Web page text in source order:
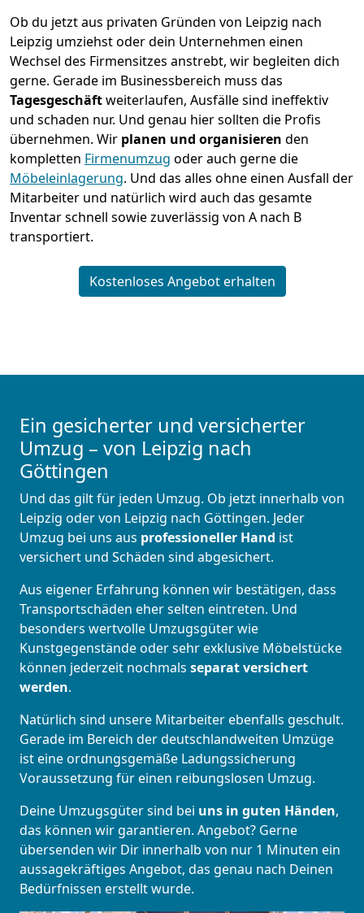
Ob du jetzt aus privaten Gründen von Leipzig nach
Leipzig umziehst oder dein Unternehmen einen
Wechsel des Firmensitzes anstrebt, wir begleiten dich
gerne. Gerade im Businessbereich muss das
Tagesgeschäftweiterlaufen, Ausfälle sind ineffektiv
und schaden nur. Und genau hier sollten die Profis
übernehmen. Wir planen und organisieren den
kompletten Firmenumzug oder auch gerne die
Möbeleinlagerung. Und das alles ohne einen Ausfall der
Mitarbeiter und natürlich wird auch das gesamte
Inventar schnell sowie zuverlässig von A nach B
transportiert.
Kostenloses Angebot erhalten
Ein gesicherter und versicherter
Umzug – von Leipzig nach
Göttingen
Und das gilt für jeden Umzug. Ob jetzt innerhalb von
Leipzig oder von Leipzig nach Göttingen. Jeder
Umzug bei uns aus professioneller Hand ist
versichert und Schäden sind abgesichert.
Aus eigener Erfahrung können wir bestätigen, dass
Transportschäden eher selten eintreten. Und
besonders wertvolle Umzugsgüter wie
Kunstgegenstände oder sehr exklusive Möbelstücke
können jederzeit nochmals separat versichert
werden.
Natürlich sind unsere Mitarbeiter ebenfalls geschult.
Gerade im Bereich der deutschlandweiten Umzüge
ist eine ordnungsgemäße Ladungssicherung
Voraussetzung für einen reibungslosen Umzug.
Deine Umzugsgüter sind bei uns in guten Händen,
das können wir garantieren. Angebot? Gerne
übersenden wir Dir innerhalb von nur 1 Minuten ein
aussagekräftiges Angebot, das genau nach Deinen
Bedürfnissen erstellt wurde.